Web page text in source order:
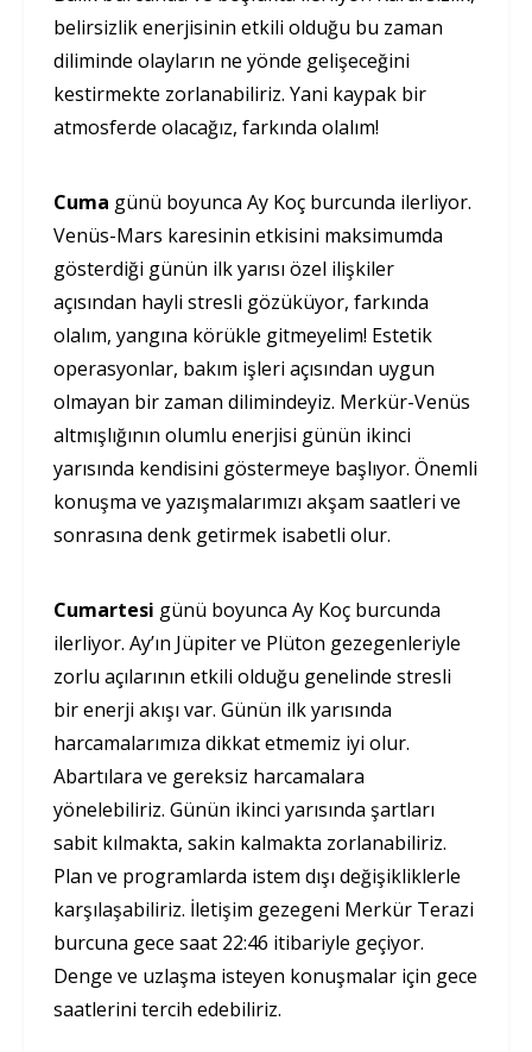
belirsizlik enerjisinin etkili olduğu bu zaman
diliminde olayların ne yönde gelişeceğini
kestirmekte zorlanabiliriz. Yani kaypak bir
atmosferde olacağız, farkında olalım!
Cuma günü boyunca Ay Koç burcunda ilerliyor.
Venüs-Mars karesinin etkisini maksimumda
gösterdiği günün ilk yarısı özel ilişkiler
açısından hayli stresli gözüküyor, farkında
olalım, yangına körükle gitmeyelim! Estetik
operasyonlar, bakım işleri açısından uygun
olmayan bir zaman dilimindeyiz. Merkür-Venüs
altmışlığının olumlu enerjisi günün ikinci
yarısında kendisini göstermeye başlıyor. Önemli
konuşma ve yazışmalarımızı akşam saatleri ve
sonrasına denk getirmek isabetli olur.
Cumartesi günü boyunca Ay Koç burcunda
ilerliyor. Ay’ın Jüpiter ve Plüton gezegenleriyle
zorlu açılarının etkili olduğu genelinde stresli
bir enerji akışı var. Günün ilk yarısında
harcamalarımıza dikkat etmemiz iyi olur.
Abartılara ve gereksiz harcamalara
yönelebiliriz. Günün ikinci yarısında şartları
sabit kılmakta, sakin kalmakta zorlanabiliriz.
Plan ve programlarda istem dışı değişikliklerle
karşılaşabiliriz. İletişim gezegeni Merkür Terazi
burcuna gece saat 22:46 itibariyle geçiyor.
Denge ve uzlaşma isteyen konuşmalar için gece
saatlerini tercih edebiliriz.